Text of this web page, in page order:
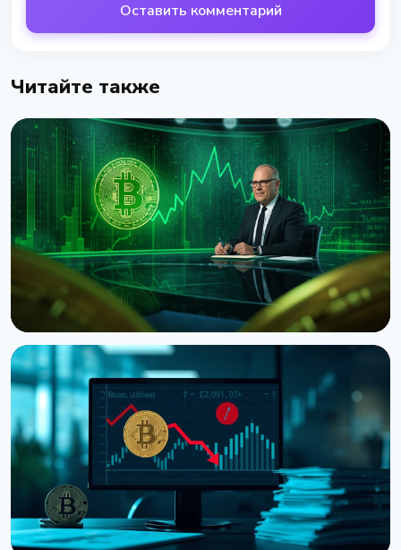
Оставить комментарий
Читайте также
Ведущий CNBC Джим Крамер продает Bitcoin из-
за квантовой угрозы от IBM
5 августа 2026 г. 4 мин чтения